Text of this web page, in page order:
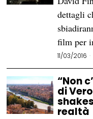
dettagli
film per
11/03/2016
“Non
di
realtà